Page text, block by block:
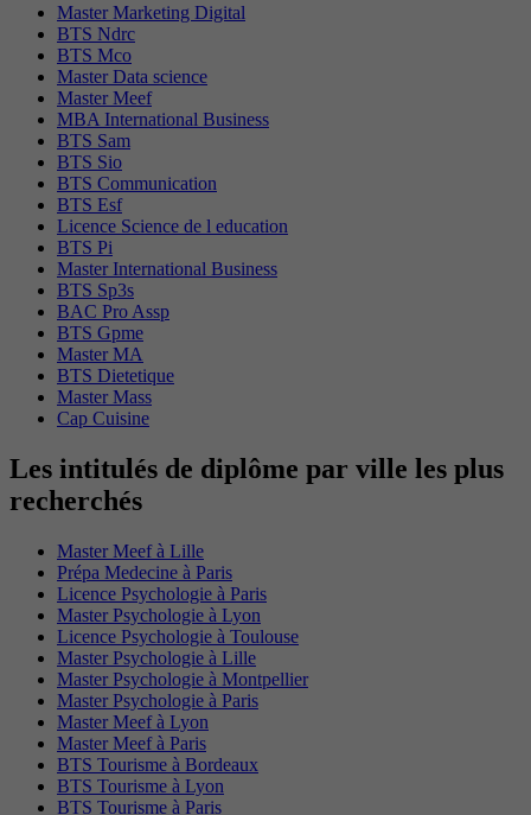
Master Marketing Digital
BTS Ndrc
BTS Mco
Master Data science
Master Meef
MBA International Business
BTS Sam
BTS Sio
BTS Communication
BTS Esf
Licence Science de l education
BTS Pi
Master International Business
BTS Sp3s
BAC Pro Assp
BTS Gpme
Master MA
BTS Dietetique
Master Mass
Cap Cuisine
Les intitulés de diplôme par ville les plus
recherchés
Master Meef à Lille
Prépa Medecine à Paris
Licence Psychologie à Paris
Master Psychologie à Lyon
Licence Psychologie à Toulouse
Master Psychologie à Lille
Master Psychologie à Montpellier
Master Psychologie à Paris
Master Meef à Lyon
Master Meef à Paris
BTS Tourisme à Bordeaux
BTS Tourisme à Lyon
BTS Tourisme à Paris